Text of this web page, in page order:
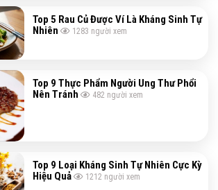
Top 5 Rau Củ Được Ví Là Kháng Sinh Tự
Nhiên
1283 người xem
Top 9 Thực Phẩm Người Ung Thư Phổi
Nên Tránh
482 người xem
Top 9 Loại Kháng Sinh Tự Nhiên Cực Kỳ
Hiệu Quả
1212 người xem